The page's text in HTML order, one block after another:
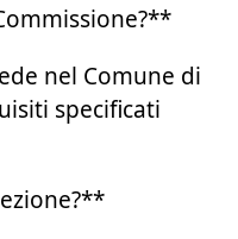
nel Comune di
specificati